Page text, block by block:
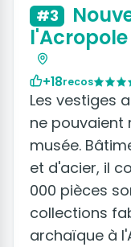
#3
l'Acropole
+18recos
Les vestiges
ne pouvaient
musée.
et d'acier, il
000 pièces
collections
archaïque à